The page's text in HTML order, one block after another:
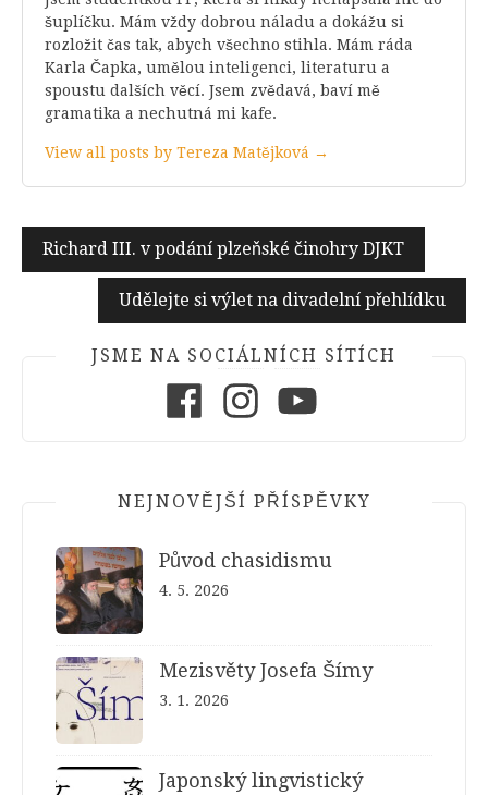
šuplíčku. Mám vždy dobrou náladu a dokážu si
rozložit čas tak, abych všechno stihla. Mám ráda
Karla Čapka, umělou inteligenci, literaturu a
spoustu dalších věcí. Jsem zvědavá, baví mě
gramatika a nechutná mi kafe.
View all posts by Tereza Matějková →
Navigace
pro
příspěvek
Richard III. v podání plzeňské činohry DJKT
Udělejte si výlet na divadelní přehlídku
JSME NA SOCIÁLNÍCH SÍTÍCH
NEJNOVĚJŠÍ PŘÍSPĚVKY
Původ chasidismu
4. 5. 2026
Mezisvěty Josefa Šímy
3. 1. 2026
Japonský lingvistický